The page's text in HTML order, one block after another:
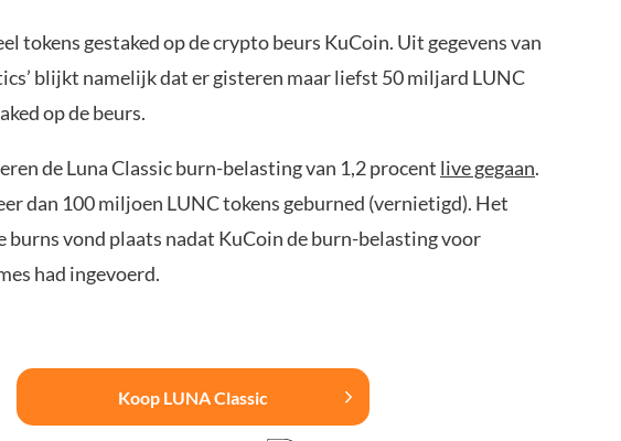
tokens gestaked op de crypto beurs KuCoin. Uit gegevens van
blijkt namelijk dat er gisteren maar liefst 50 miljard LUNC
op de beurs.
de Luna Classic burn-belasting van 1,2 procent live gegaan.
dan 100 miljoen LUNC tokens geburned (vernietigd). Het
burns vond plaats nadat KuCoin de burn-belasting voor
had ingevoerd.
Koop LUNA Classic